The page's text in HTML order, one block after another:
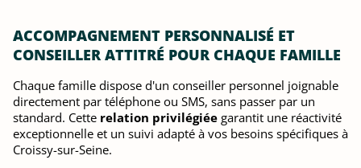
ACCOMPAGNEMENT PERSONNALISÉ ET
CONSEILLER ATTITRÉ POUR CHAQUE FAMILLE
Chaque famille dispose d'un conseiller personnel joignable
directement par téléphone ou SMS, sans passer par un
standard. Cette relation privilégiée garantit une réactivité
exceptionnelle et un suivi adapté à vos besoins spécifiques à
Croissy-sur-Seine.